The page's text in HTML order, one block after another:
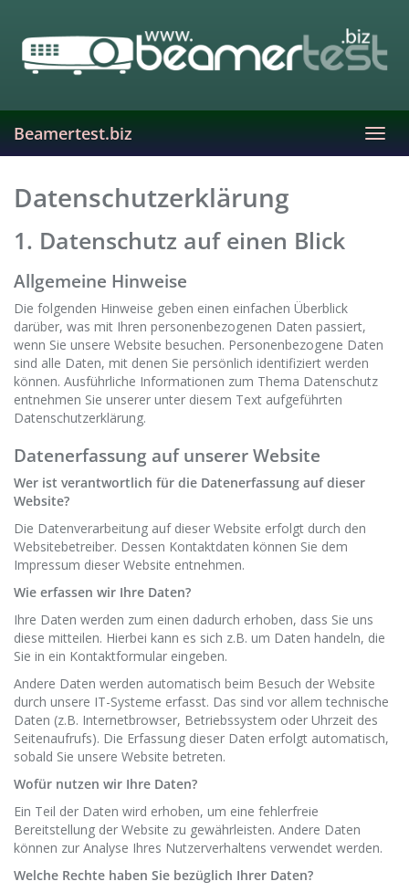
main
content
Beamertest.biz
Datenschutzerklärung
1. Datenschutz auf einen Blick
Allgemeine Hinweise
Die folgenden Hinweise geben einen einfachen Überblick
darüber, was mit Ihren personenbezogenen Daten passiert,
wenn Sie unsere Website besuchen. Personenbezogene Daten
sind alle Daten, mit denen Sie persönlich identifiziert werden
können. Ausführliche Informationen zum Thema Datenschutz
entnehmen Sie unserer unter diesem Text aufgeführten
Datenschutzerklärung.
Datenerfassung auf unserer Website
Wer ist verantwortlich für die Datenerfassung auf dieser
Website?
Die Datenverarbeitung auf dieser Website erfolgt durch den
Websitebetreiber. Dessen Kontaktdaten können Sie dem
Impressum dieser Website entnehmen.
Wie erfassen wir Ihre Daten?
Ihre Daten werden zum einen dadurch erhoben, dass Sie uns
diese mitteilen. Hierbei kann es sich z.B. um Daten handeln, die
Sie in ein Kontaktformular eingeben.
Andere Daten werden automatisch beim Besuch der Website
durch unsere IT-Systeme erfasst. Das sind vor allem technische
Daten (z.B. Internetbrowser, Betriebssystem oder Uhrzeit des
Seitenaufrufs). Die Erfassung dieser Daten erfolgt automatisch,
sobald Sie unsere Website betreten.
Wofür nutzen wir Ihre Daten?
Ein Teil der Daten wird erhoben, um eine fehlerfreie
Bereitstellung der Website zu gewährleisten. Andere Daten
können zur Analyse Ihres Nutzerverhaltens verwendet werden.
Welche Rechte haben Sie bezüglich Ihrer Daten?